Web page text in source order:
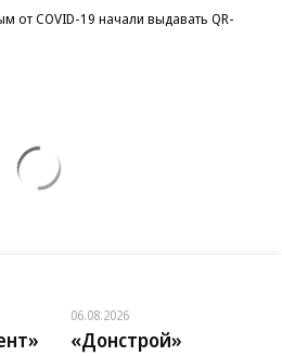
от COVID-19 начали выдавать QR-
06.08.2026
«Донстрой»